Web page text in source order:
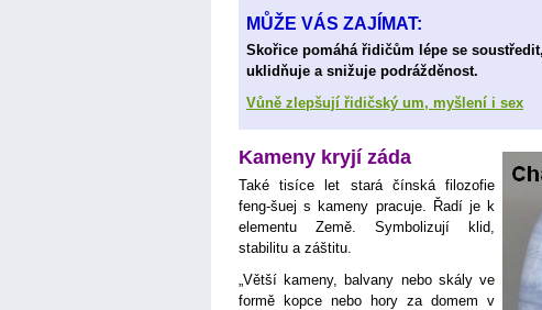
MŮŽE VÁS ZAJÍMAT:
Skořice pomáhá řidičům lépe se soustředit,
uklidňuje a snižuje podrážděnost.
Vůně zlepšují řidičský um, myšlení i sex
Kameny kryjí záda
Také tisíce let stará čínská filozofie
feng-šuej s kameny pracuje. Řadí je k
elementu Země. Symbolizují klid,
stabilitu a záštitu.
„Větší kameny, balvany nebo skály ve
formě kopce nebo hory za domem v